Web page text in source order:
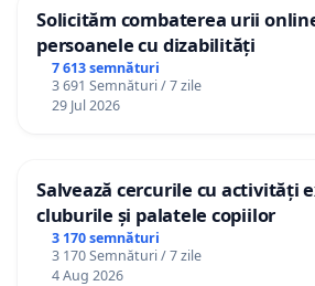
Solicităm combaterea urii
persoanele cu dizabilități
7 613 semnături
3 691 Semnături / 7 zile
29 Jul 2026
Salvează cercurile cu activități
cluburile și palatele copiilor
3 170 semnături
3 170 Semnături / 7 zile
4 Aug 2026